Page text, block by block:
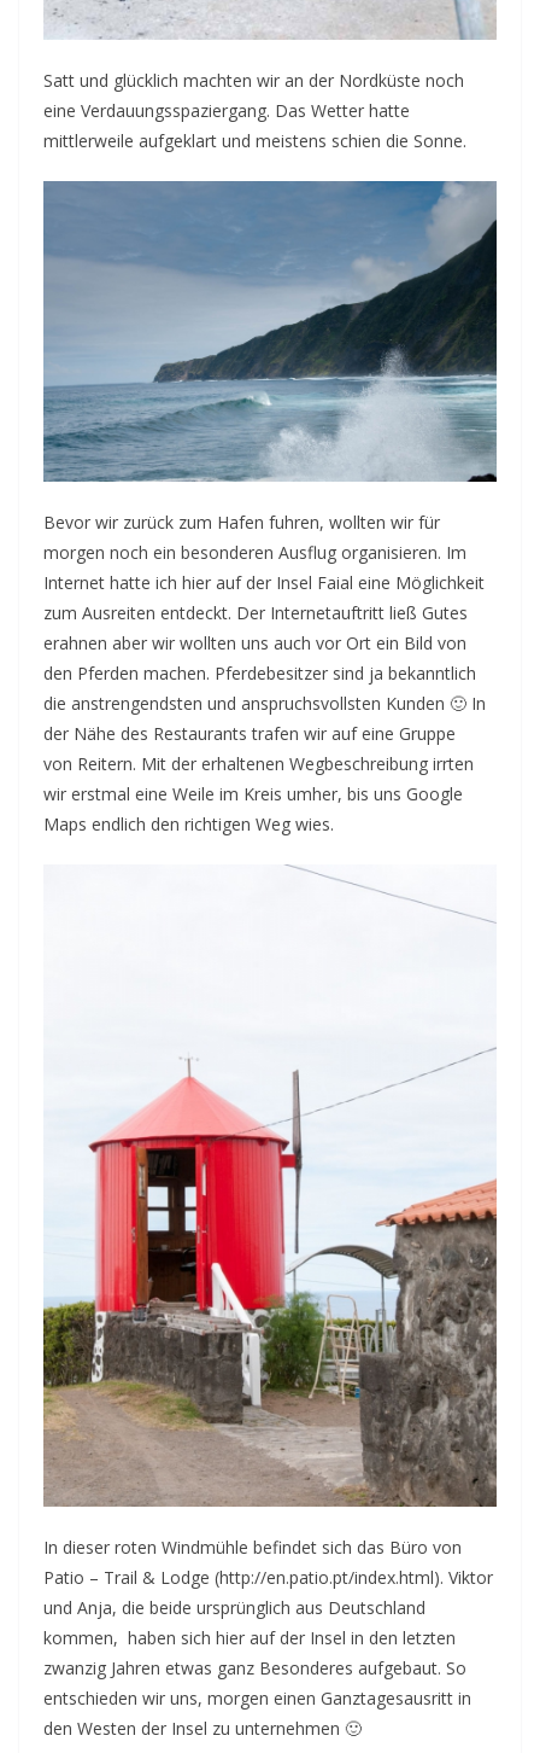
Satt und glücklich machten wir an der Nordküste noch
eine Verdauungsspaziergang. Das Wetter hatte
mittlerweile aufgeklart und meistens schien die Sonne.
Bevor wir zurück zum Hafen fuhren, wollten wir für
morgen noch ein besonderen Ausflug organisieren. Im
Internet hatte ich hier auf der Insel Faial eine Möglichkeit
zum Ausreiten entdeckt. Der Internetauftritt ließ Gutes
erahnen aber wir wollten uns auch vor Ort ein Bild von
den Pferden machen. Pferdebesitzer sind ja bekanntlich
die anstrengendsten und anspruchsvollsten Kunden 🙂 In
der Nähe des Restaurants trafen wir auf eine Gruppe
von Reitern. Mit der erhaltenen Wegbeschreibung irrten
wir erstmal eine Weile im Kreis umher, bis uns Google
Maps endlich den richtigen Weg wies.
In dieser roten Windmühle befindet sich das Büro von
Patio – Trail & Lodge (http://en.patio.pt/index.html). Viktor
und Anja, die beide ursprünglich aus Deutschland
kommen, haben sich hier auf der Insel in den letzten
zwanzig Jahren etwas ganz Besonderes aufgebaut. So
entschieden wir uns, morgen einen Ganztagesausritt in
den Westen der Insel zu unternehmen 🙂